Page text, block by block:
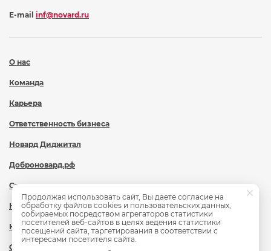
О нас
Команда
Карьера
Ответственность бизнеса
Новард Диджитал
Доброновард.рф
Статьи
Новости
Контакты
Охрана труда
E-mail inf@novard.ru
Продолжая использовать сайт, Вы даете согласие на
обработку файлов cookies и пользовательских данных,
собираемых посредством агрегаторов статистики
посетителей веб-сайтов в целях ведения статистики
посещений сайта, таргетирования в соответствии с
интересами посетителя сайта.